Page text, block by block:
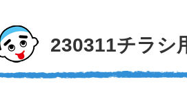
230311チラシ